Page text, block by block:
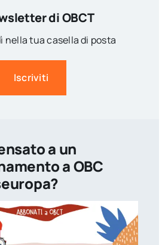
di OBCT
nella tua casella di posta
Iscriviti
a un
a OBC